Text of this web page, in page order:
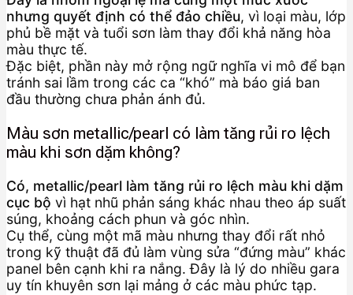
nhưng quyết định có thể đảo chiều, vì loại màu, lớp
phủ bề mặt và tuổi sơn làm thay đổi khả năng hòa
màu thực tế.
Đặc biệt, phần này mở rộng ngữ nghĩa vi mô để bạn
tránh sai lầm trong các ca “khó” mà báo giá ban
đầu thường chưa phản ánh đủ.
Màu sơn metallic/pearl có làm tăng rủi ro lệch
màu khi sơn dặm không?
Có, metallic/pearl làm tăng rủi ro lệch màu khi dặm
cục bộ vì hạt nhũ phản sáng khác nhau theo áp suất
súng, khoảng cách phun và góc nhìn.
Cụ thể, cùng một mã màu nhưng thay đổi rất nhỏ
trong kỹ thuật đã đủ làm vùng sửa “đứng màu” khác
panel bên cạnh khi ra nắng. Đây là lý do nhiều gara
uy tín khuyên sơn lại mảng ở các màu phức tạp.